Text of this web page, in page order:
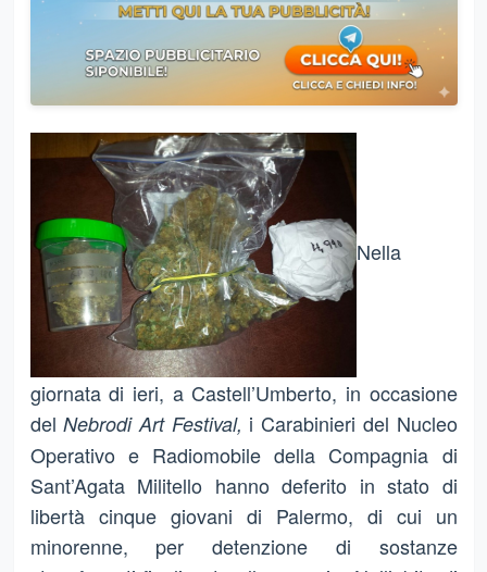
Nella
giornata di ieri, a Castell’Umberto, in occasione
delNebrodi Art Festival, i Carabinieri del Nucleo
Operativo e Radiomobile della Compagnia di
Sant’Agata Militello hanno deferito in stato di
libertà cinque giovani di Palermo, di cui un
minorenne, per detenzione di sostanze